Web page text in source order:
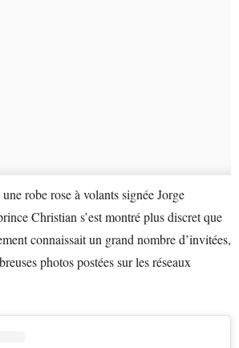
robe rose à volants signée Jorge
Christian s’est montré plus discret que
connaissait un grand nombre d’invitées,
photos postées sur les réseaux